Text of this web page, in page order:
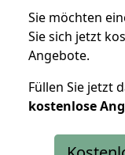
Sie möchten
Sie sich jetzt
Angebote.
Füllen Sie jetzt
kostenlose